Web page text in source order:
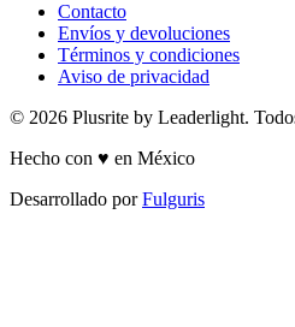
Contacto
Envíos y devoluciones
Términos y condiciones
Aviso de privacidad
© 2026 Plusrite by Leaderlight.
Hecho con ♥ en México
Desarrollado porFulguris